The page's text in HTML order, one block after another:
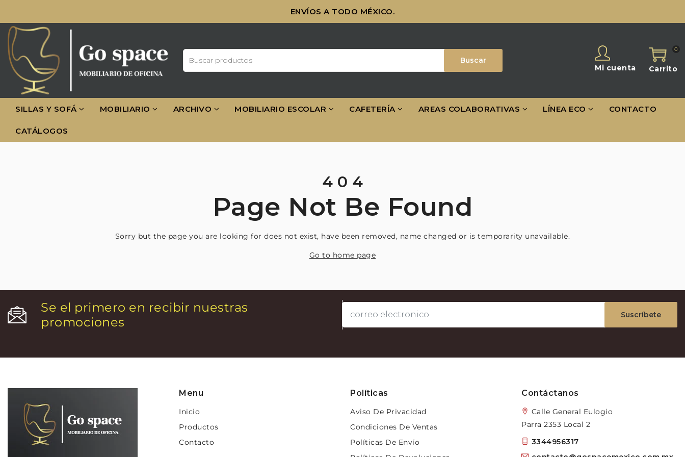
ENVÍOS A TODO MÉXICO.
Buscar
Mi cuenta
0
Carrito
SILLAS Y SOFÁ MOBILIARIO ARCHIVO MOBILIARIO ESCOLAR CAFETERÍA AREAS COLABORATIVAS LÍNEA ECO CONTACTO
CATÁLOGOS
4 0 4
Page Not Be Found
Sorry but the page you are looking for does not exist, have been removed, name changed or is temporarity unavailable.
Go to home page
Se el primero en recibir nuestras
promociones
Suscríbete
Menu
Inicio
Productos
Contacto
Políticas
Aviso De Privacidad
Condiciones De Ventas
Políticas De Envío
Contáctanos
Calle General Eulogio
Parra 2353 Local 2
3344956317